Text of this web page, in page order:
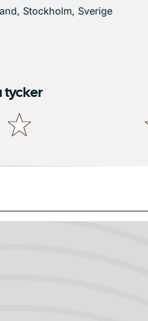
Stockholm, Sverige
tycker